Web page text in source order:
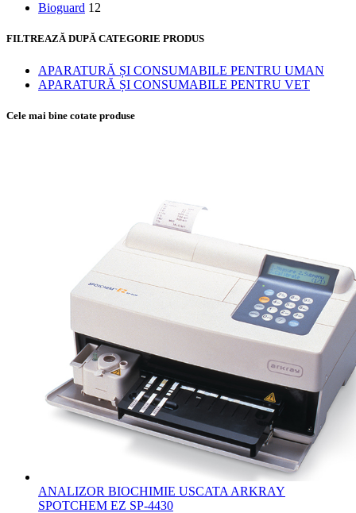
Bioguard 12
FILTREAZĂ DUPĂ CATEGORIE PRODUS
APARATURĂ ȘI CONSUMABILE PENTRU UMAN
APARATURĂ ȘI CONSUMABILE PENTRU VET
Cele mai bine cotate produse
ANALIZOR BIOCHIMIE USCATA ARKRAY
SPOTCHEM EZ SP-4430